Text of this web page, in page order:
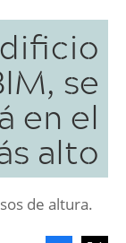
se
en el
alto
de altura.